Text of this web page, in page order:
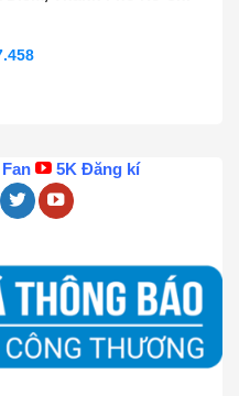
5K Đăng kí